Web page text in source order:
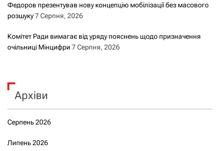
Федоров презентував нову концепцію мобілізації без масового
розшуку7 Серпня, 2026
Комітет Ради вимагає від уряду пояснень щодо призначення
очільниці Мінцифри 7 Серпня, 2026
Архіви
Серпень 2026
Липень 2026